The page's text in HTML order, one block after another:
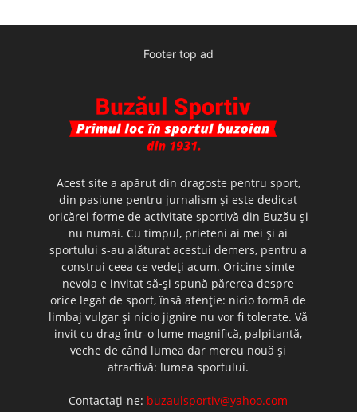
Footer top ad
Acest site a apărut din dragoste pentru sport,
din pasiune pentru jurnalism şi este dedicat
oricărei forme de activitate sportivă din Buzău şi
nu numai. Cu timpul, prieteni ai mei şi ai
sportului s-au alăturat acestui demers, pentru a
construi ceea ce vedeţi acum. Oricine simte
nevoia e invitat să-şi spună părerea despre
orice legat de sport, însă atenţie: nicio formă de
limbaj vulgar şi nicio jignire nu vor fi tolerate. Vă
invit cu drag într-o lume magnifică, palpitantă,
veche de când lumea dar mereu nouă şi
atractivă: lumea sportului.
Contactați-ne: buzaulsportiv@yahoo.com